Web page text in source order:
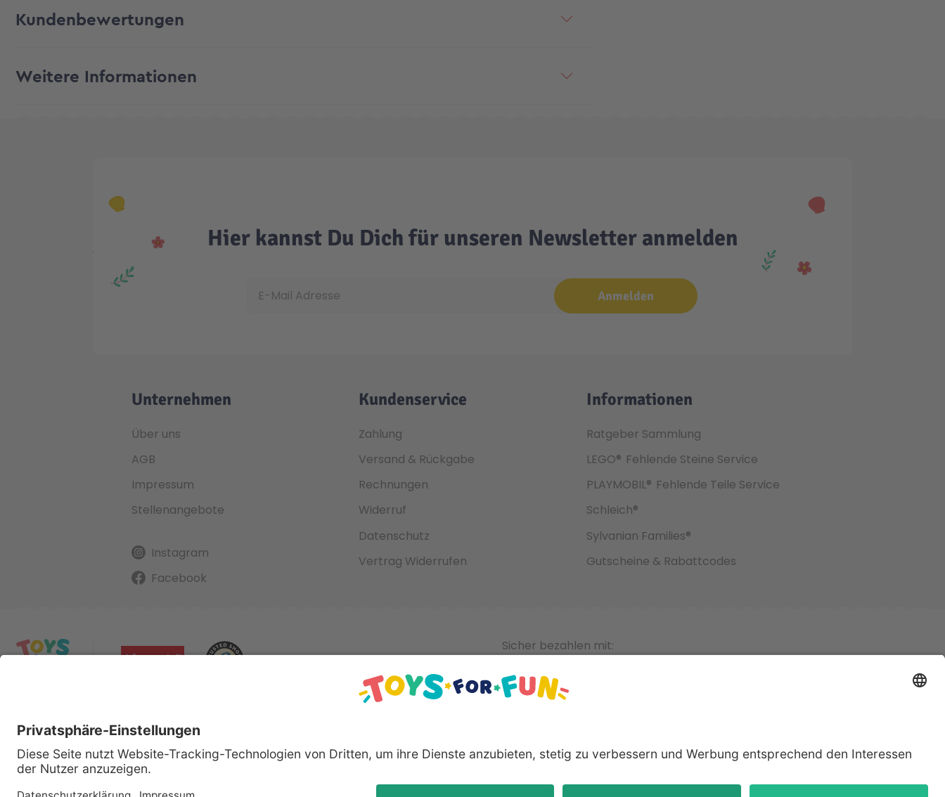
Kundenbewertungen
Weitere Informationen
Hier kannst Du Dich für unseren Newsletter anmelden
Anmelden
Unternehmen
Über uns
AGB
Impressum
Stellenangebote
Instagram
Facebook
Kundenservice
Zahlung
Versand & Rückgabe
Rechnungen
Widerruf
Datenschutz
Vertrag Widerrufen
Informationen
Ratgeber Sammlung
LEGO® Fehlende Steine Service
PLAYMOBIL® Fehlende Teile Service
Schleich®
Sylvanian Families®
Gutscheine & Rabattcodes
Sicher bezahlen mit:
Alle genannten Produkte und Logos sind eingetragene Warenzeichen der jeweiligen